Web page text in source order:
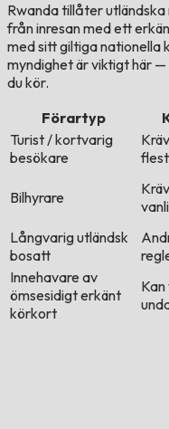
Rwanda tillåter
från inresan med ett
med sitt giltiga nationella
myndighet är viktigt här
du kör.
Förartyp
Turist / kortvarig
besökare
Bilhyrare
Långvarig utländsk
bosatt
Innehavare av
ömsesidigt erkänt
körkort